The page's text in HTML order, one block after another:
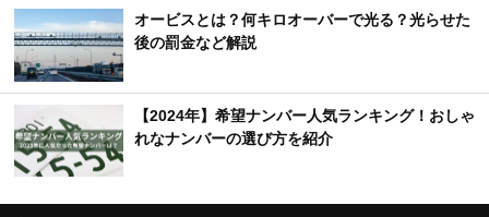
オービスとは？何キロオーバーで光る？光らせた
後の罰金など解説
【2024年】希望ナンバー人気ランキング！おしゃ
れなナンバーの選び方を紹介